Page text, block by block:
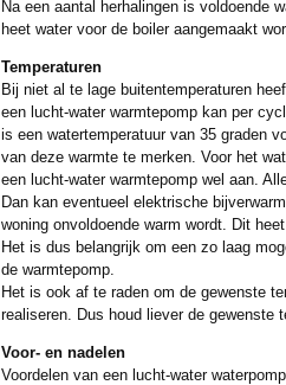
Na een aantal herhalingen is voldoende
heet water voor de boiler aangemaakt
Temperaturen
Bij niet al te lage buitentemperaturen
een lucht-water warmtepomp kan per
is een watertemperatuur van 35 graden
van deze warmte te merken. Voor het
een lucht-water warmtepomp wel aan.
Dan kan eventueel elektrische
woning onvoldoende warm wordt. Dit
Het is dus belangrijk om een zo laag
de warmtepomp.
Het is ook af te raden om de gewenste
realiseren. Dus houd liever de gewenste
Voor- en nadelen
Voordelen van een lucht-water